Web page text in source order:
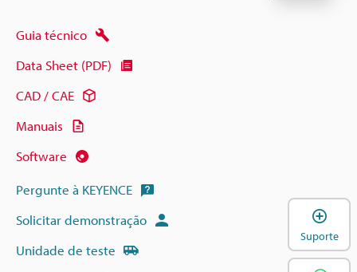
Guia técnico
Data Sheet (PDF)
CAD / CAE
Manuais
Software
Pergunte à KEYENCE
Solicitar demonstração
Unidade de teste
Suporte